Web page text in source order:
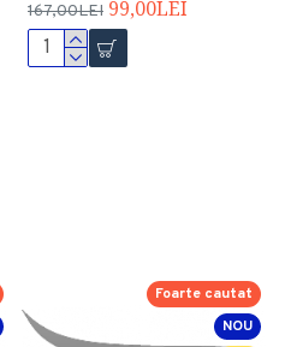
167,00LEI 99,00LEI
NOU
Foarte cautat